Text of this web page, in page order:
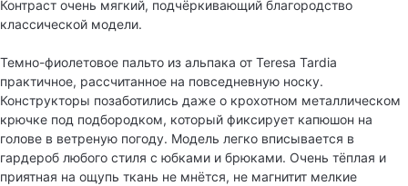
Контраст очень мягкий, подчёркивающий благородство
классической модели.
Темно-фиолетовое пальто из альпака от Teresa Tardia
практичное, рассчитанное на повседневную носку.
Конструкторы позаботились даже о крохотном металлическом
крючке под подбородком, который фиксирует капюшон на
голове в ветреную погоду. Модель легко вписывается в
гардероб любого стиля с юбками и брюками. Очень тёплая и
приятная на ощупь ткань не мнётся, не магнитит мелкие